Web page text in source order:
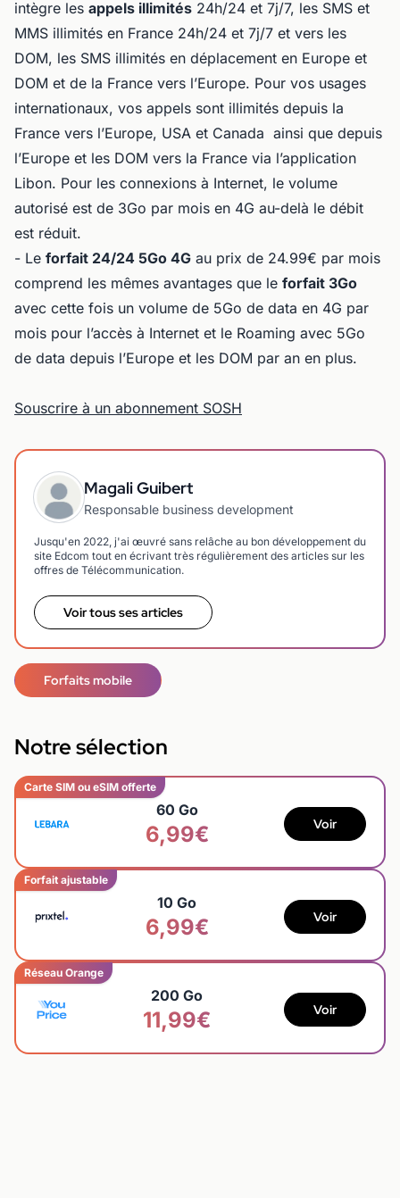
intègre les appels illimités 24h/24 et 7j/7, les SMS et
MMS illimités en France 24h/24 et 7j/7 et vers les
DOM, les SMS illimités en déplacement en Europe et
DOM et de la France vers l’Europe. Pour vos usages
internationaux, vos appels sont illimités depuis la
France vers l’Europe, USA et Canada ainsi que depuis
l’Europe et les DOM vers la France via l’application
Libon. Pour les connexions à Internet, le volume
autorisé est de 3Go par mois en 4G au-delà le débit
est réduit.
- Le forfait 24/24 5Go 4G au prix de 24.99€ par mois
comprend les mêmes avantages que le forfait 3Go
avec cette fois un volume de 5Go de data en 4G par
mois pour l’accès à Internet et le Roaming avec 5Go
de data depuis l’Europe et les DOM par an en plus.
Souscrire à un abonnement SOSH
Magali Guibert
Responsable business development
Jusqu'en 2022, j'ai œuvré sans relâche au bon développement du
site Edcom tout en écrivant très régulièrement des articles sur les
offres de Télécommunication.
Voir tous ses articles
Forfaits mobile
Notre sélection
Carte SIM ou eSIM offerte
60 Go
6,99€ Voir
Forfait ajustable
10 Go
6,99€ Voir
Réseau Orange
200 Go
11,99€ Voir